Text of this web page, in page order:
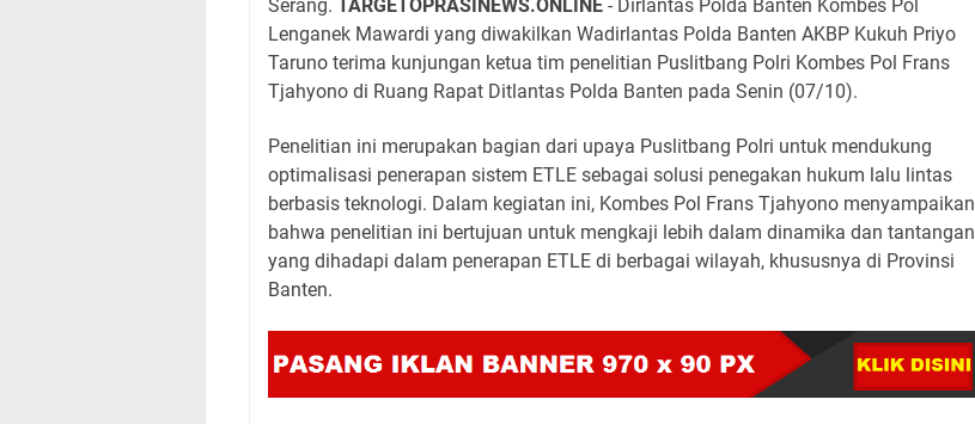
Serang. TARGETOPRASINEWS.ONLINE - Dirlantas Polda Banten Kombes Pol
Lenganek Mawardi yang diwakilkan Wadirlantas Polda Banten AKBP Kukuh Priyo
Taruno terima kunjungan ketua tim penelitian Puslitbang Polri Kombes Pol Frans
Tjahyono di Ruang Rapat Ditlantas Polda Banten pada Senin (07/10).
Penelitian ini merupakan bagian dari upaya Puslitbang Polri untuk mendukung
optimalisasi penerapan sistem ETLE sebagai solusi penegakan hukum lalu lintas
berbasis teknologi. Dalam kegiatan ini, Kombes Pol Frans Tjahyono menyampaikan
bahwa penelitian ini bertujuan untuk mengkaji lebih dalam dinamika dan tantangan
yang dihadapi dalam penerapan ETLE di berbagai wilayah, khususnya di Provinsi
Banten.